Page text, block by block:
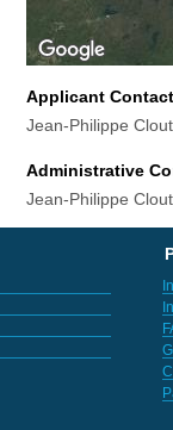
Applicant
Jean-Philippe
Administrative
Jean-Philippe